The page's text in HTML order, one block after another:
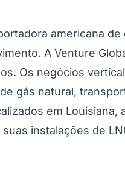
americana
A Venture
Os negócios
gás natural,
em
instalações de